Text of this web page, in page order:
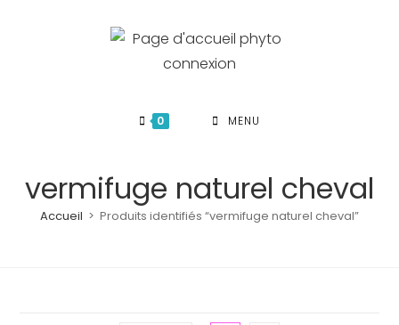
0 MENU
vermifuge naturel cheval
Accueil > Produits identifiés “vermifuge naturel cheval”